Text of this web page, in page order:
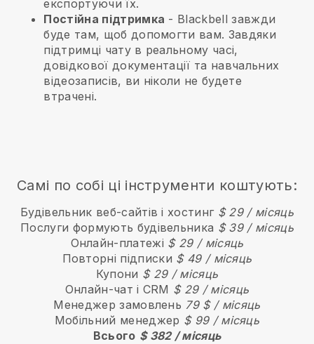
експортуючи їх.
Постійна підтримка - Blackbell завжди
буде там, щоб допомогти вам. Завдяки
підтримці чату в реальному часі,
довідкової документації та навчальних
відеозаписів, ви ніколи не будете
втрачені.
Самі по собі ці інструменти коштують:
Будівельник веб-сайтів і хостинг $ 29 / місяць
Послуги формують будівельника $ 39 / місяць
Онлайн-платежі $ 29 / місяць
Повторні підписки $ 49 / місяць
Купони $ 29 / місяць
Онлайн-чат і CRM $ 29 / місяць
Менеджер замовлень 79 $ / місяць
Мобільний менеджер $ 99 / місяць
Всього $ 382 / місяць